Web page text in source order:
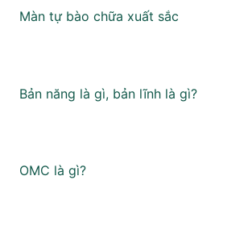
Màn tự bào chữa xuất sắc
Bản năng là gì, bản lĩnh là gì?
OMC là gì?